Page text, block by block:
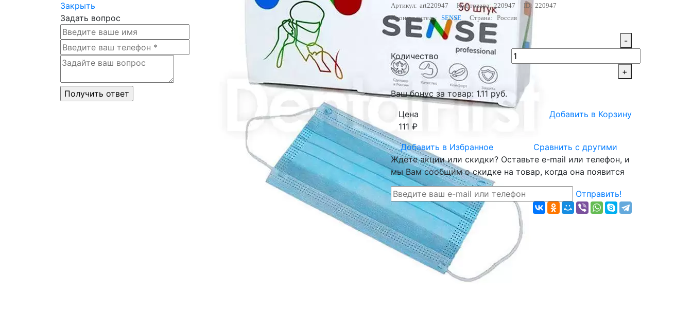
Закрыть
Задать вопрос
Артикул: art220947 Код товара: 220947 ID: 220947
Производитель: SENSE Страна: Россия
Количество
-
+
Ваш бонус за товар: 1.11 руб.
Цена
111 ₽
Добавить в Корзину
Добавить в Избранное
Сравнить с другими
Ждете акции или скидки? Оставьте e-mail или телефон, и
мы Вам сообщим о скидке на товар, когда она появится
Отправить!